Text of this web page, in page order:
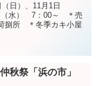
日）、11月1日
（水） 7：00～ ＊売
捌所 ＊冬季カキ小屋
秋祭「浜の市」